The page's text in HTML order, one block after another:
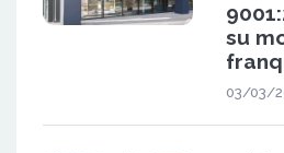
su
03/03/